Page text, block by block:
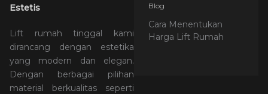
Estetis
Lift rumah tinggal kami
dirancang dengan estetika
yang modern dan elegan.
Dengan berbagai pilihan
material berkualitas seperti
Cara Menentukan
Harga Lift Rumah
Blog